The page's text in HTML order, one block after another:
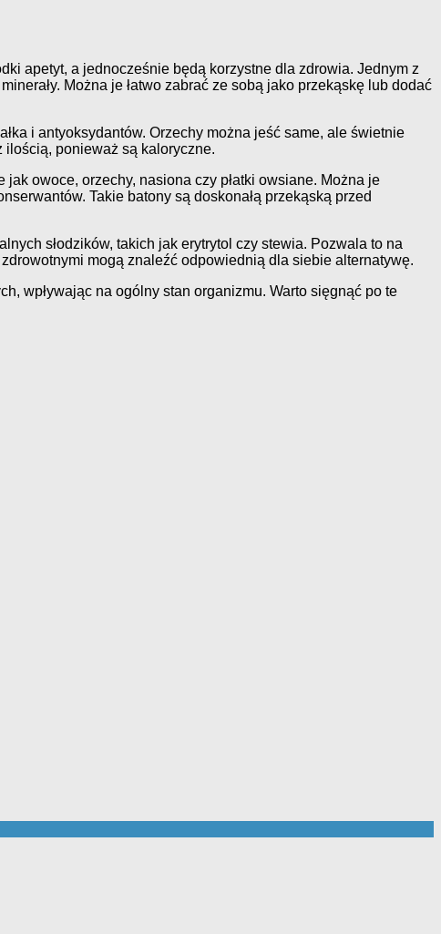
apetyt, a jednocześnie będą korzystne dla zdrowia. Jednym z
Można je łatwo zabrać ze sobą jako przekąskę lub dodać
i antyoksydantów. Orzechy można jeść same, ale świetnie
ilością, ponieważ są kaloryczne.
owoce, orzechy, nasiona czy płatki owsiane. Można je
Takie batony są doskonałą przekąską przed
słodzików, takich jak erytrytol czy stewia. Pozwala to na
mogą znaleźć odpowiednią dla siebie alternatywę.
wpływając na ogólny stan organizmu. Warto sięgnąć po te